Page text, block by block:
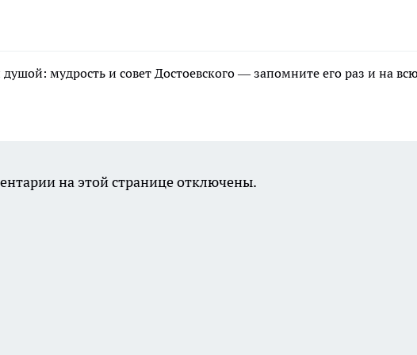
душой: мудрость и совет Достоевского — запомните его раз и на
на этой странице отключены.